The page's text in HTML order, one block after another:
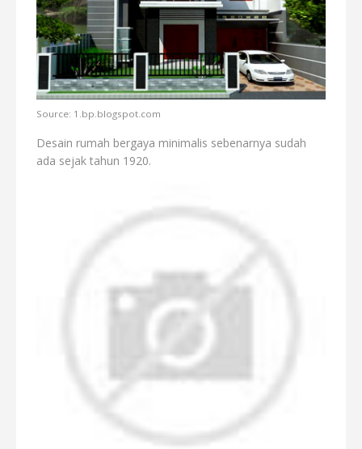
Source: 1.bp.blogspot.com
Desain rumah bergaya minimalis sebenarnya sudah
ada sejak tahun 1920.